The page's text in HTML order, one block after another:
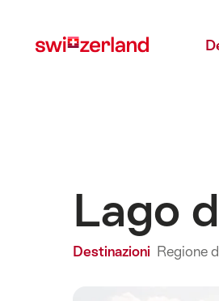
myswitzerland.com
Lago
Destinazioni Regione